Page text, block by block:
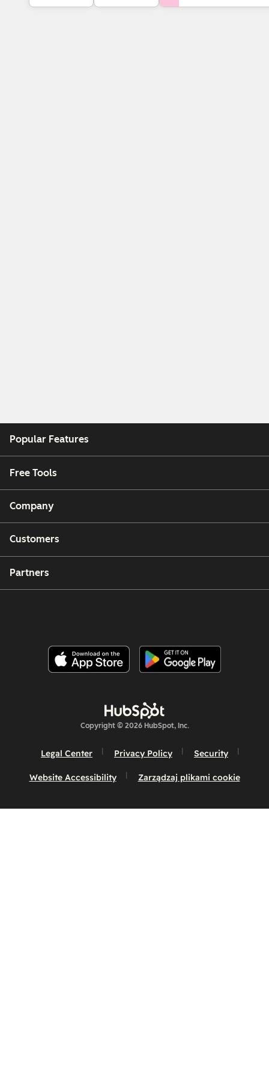
Popular Features
Free Tools
Company
Customers
Partners
Copyright © 2026 HubSpot, Inc.
Legal Center Privacy Policy Security
Website Accessibility Zarządzaj plikami cookie